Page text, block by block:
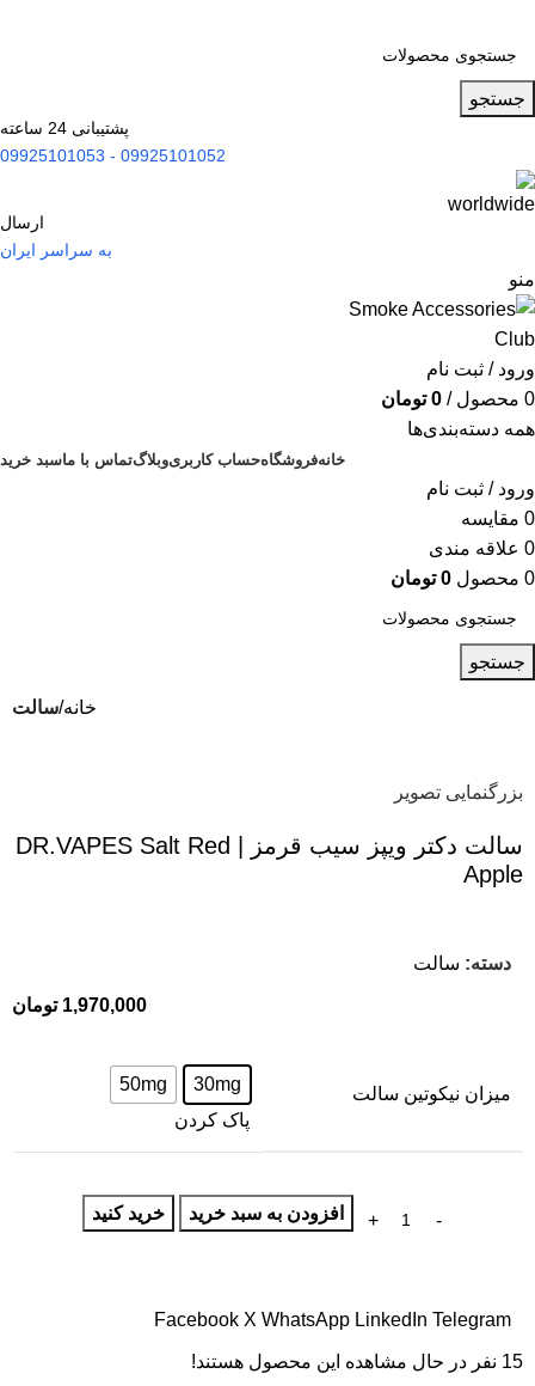
جستجو
پشتیبانی 24 ساعته
09925101052 - 09925101053
ارسال
به سراسر ایران
منو
ورود / ثبت نام
0 محصول /
0 تومان
همه دسته‌بندی‌ها
خانهفروشگاهحساب کاربریوبلاگتماس با ماسبد خرید
ورود / ثبت نام
0 مقایسه
0 علاقه مندی
0 محصول 0 تومان
جستجو
خانه سالت
بزرگنمایی تصویر
سالت دکتر ویپز سیب قرمز | DR.VAPES Salt Red
Apple
دسته: سالت
1,970,000 تومان
میزان نیکوتین سالت 30mg
50mg
پاک کردن
افزودن به سبد خرید خرید کنید
Facebook X WhatsApp LinkedIn Telegram
15 نفر در حال مشاهده این محصول هستند!